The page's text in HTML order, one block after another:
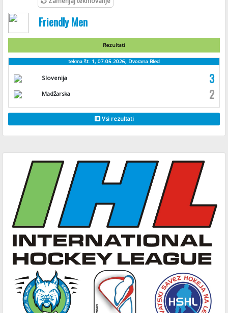
Friendly Men
Rezultati
tekma št. 1, 07.05.2026, Dvorana Bled
Slovenija 3
Madžarska 2
Vsi rezultati